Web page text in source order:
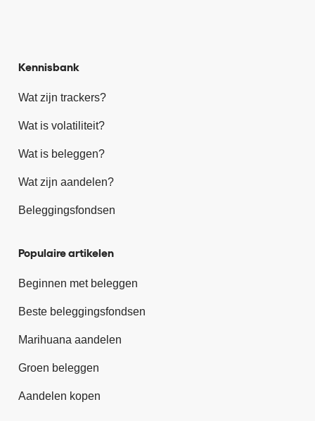
Kennisbank
Wat zijn trackers?
Wat is volatiliteit?
Wat is beleggen?
Wat zijn aandelen?
Beleggingsfondsen
Populaire artikelen
Beginnen met beleggen
Beste beleggingsfondsen
Marihuana aandelen
Groen beleggen
Aandelen kopen